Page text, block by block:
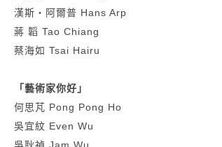
漢斯‧阿爾普 Hans Arp
蔣 韜 Tao Chiang
蔡海如 Tsai Hairu
「藝術家你好」
何思芃 Pong Pong Ho
吳宜紋 Even Wu
吳耿禎 Jam Wu